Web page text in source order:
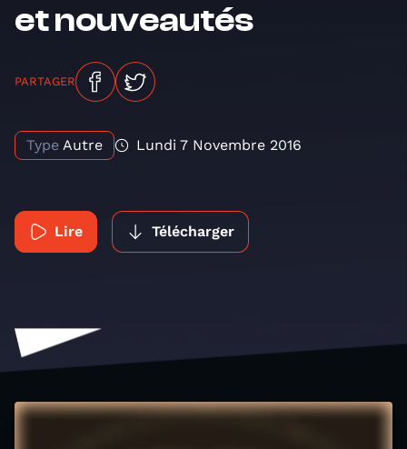
et nouveautés
PARTAGER
Type Autre Lundi 7 Novembre 2016
Lire Télécharger